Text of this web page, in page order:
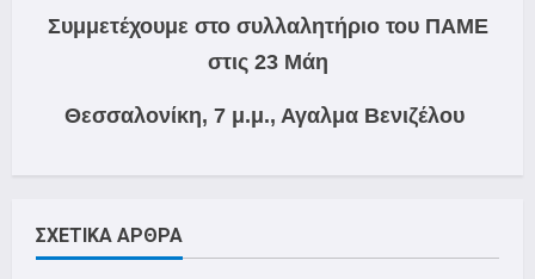
Συμμετέχουμε στο συλλαλητήριο του ΠΑΜΕ
στις 23 Μάη
Θεσσαλονίκη, 7 μ.μ., Αγαλμα Βενιζέλου
ΣΧΕΤΙΚΑ ΑΡΘΡΑ